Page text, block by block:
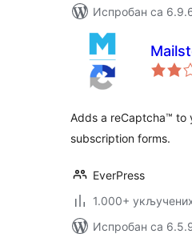
Испробан са
Adds a reCaptcha™ to
subscription forms.
EverPress
1.000+
Испробан са